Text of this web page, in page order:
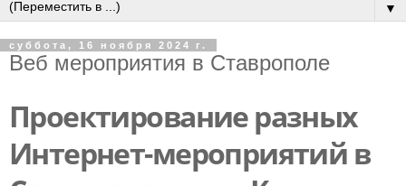
▼
суббота, 16 ноября 2024 г.
Веб мероприятия в Ставрополе
Проектирование разных
Интернет-мероприятий в